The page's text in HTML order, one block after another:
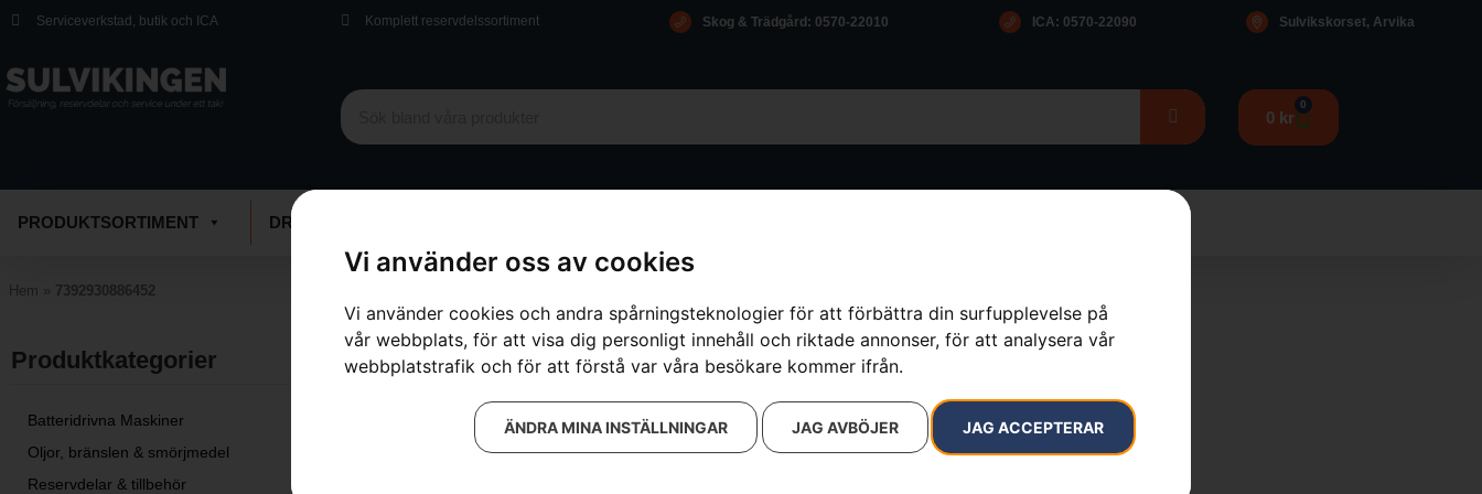
Vi använder oss av cookies
Vi använder cookies och andra spårningsteknologier för att förbättra din surfupplevelse på
vår webbplats, för att visa dig personligt innehåll och riktade annonser, för att analysera vår
webbplatstrafik och för att förstå var våra besökare kommer ifrån.
JAG ACCEPTERAR
JAG AVBÖJER
ÄNDRA MINA INSTÄLLNINGAR
Serviceverkstad, butik och ICA Komplett reservdelssortiment Skog & Trädgård: 0570-22010 ICA: 0570-22090 Sulvikskorset, Arvika
0 kr
0
PRODUKTSORTIMENT DRIVMEDEL
Hem 7392930886452
Produktkategorier​
Batteridrivna Maskiner
Oljor, bränslen & smörjmedel
Reservdelar & tillbehör
Inga resultat.